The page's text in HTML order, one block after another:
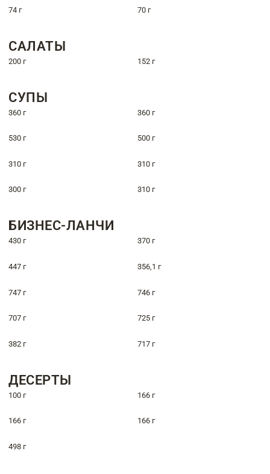
74 г 70 г
САЛАТЫ
200 г 152 г
СУПЫ
360 г 360 г
530 г 500 г
310 г 310 г
300 г 310 г
БИЗНЕС-ЛАНЧИ
430 г 370 г
447 г 356,1 г
747 г 746 г
707 г 725 г
382 г 717 г
ДЕСЕРТЫ
100 г 166 г
166 г 166 г
498 г